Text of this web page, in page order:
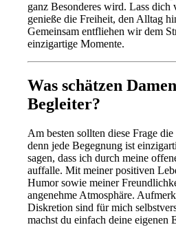
ganz Besonderes wird. Lass
genieße die Freiheit, den Alltag
Gemeinsam entfliehen wir dem
einzigartige Momente.
Was schätzen
Begleiter?
Am besten sollten diese Frage
denn jede Begegnung ist
sagen, dass ich durch meine
auffalle. Mit meiner positiven
Humor sowie meiner
angenehme Atmosphäre.
Diskretion sind für mich
machst du einfach deine eigenen